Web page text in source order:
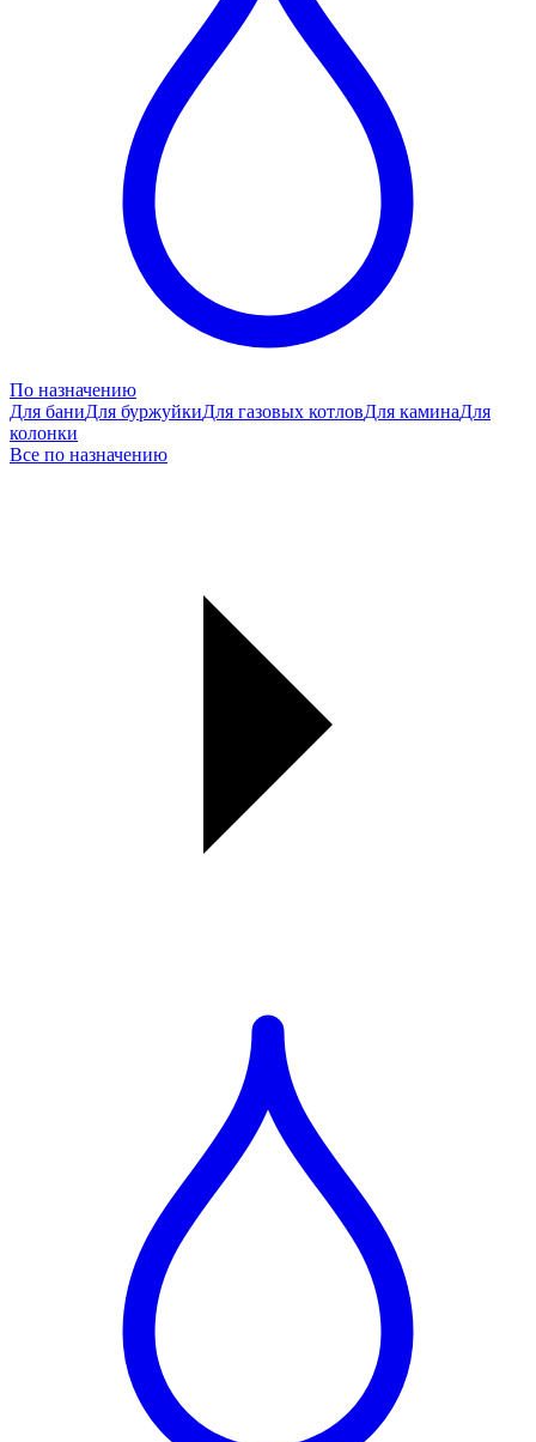
По назначению
Для баниДля буржуйкиДля газовых котловДля каминаДля
колонки
Все по назначению